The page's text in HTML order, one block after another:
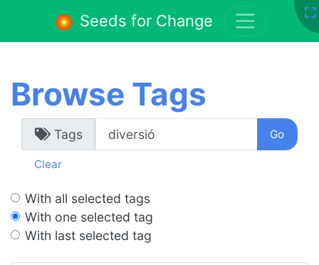
Browse Tags
Tags
Clear
With all selected tags
With one selected tag
With last selected tag
Seeds for Change